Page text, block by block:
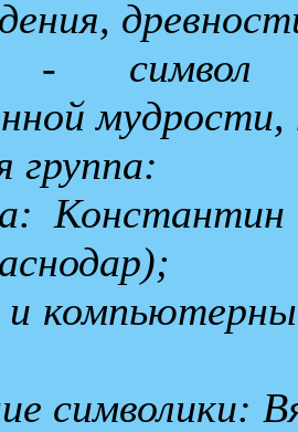
- символ
мудрости,
группа:
символики: